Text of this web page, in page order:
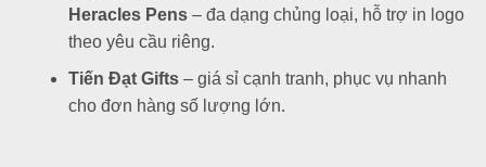
Heracles Pens – đa dạng chủng loại, hỗ trợ in logo
theo yêu cầu riêng.
Tiến Đạt Gifts – giá sỉ cạnh tranh, phục vụ nhanh
cho đơn hàng số lượng lớn.